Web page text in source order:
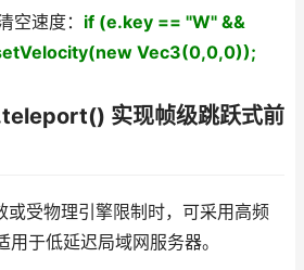
空速度： if (e.key == "W" &&
Vec3(0,0,0));
实现帧级跳跃式前
受物理引擎限制时，可采用高频
用于低延迟局域网服务器。